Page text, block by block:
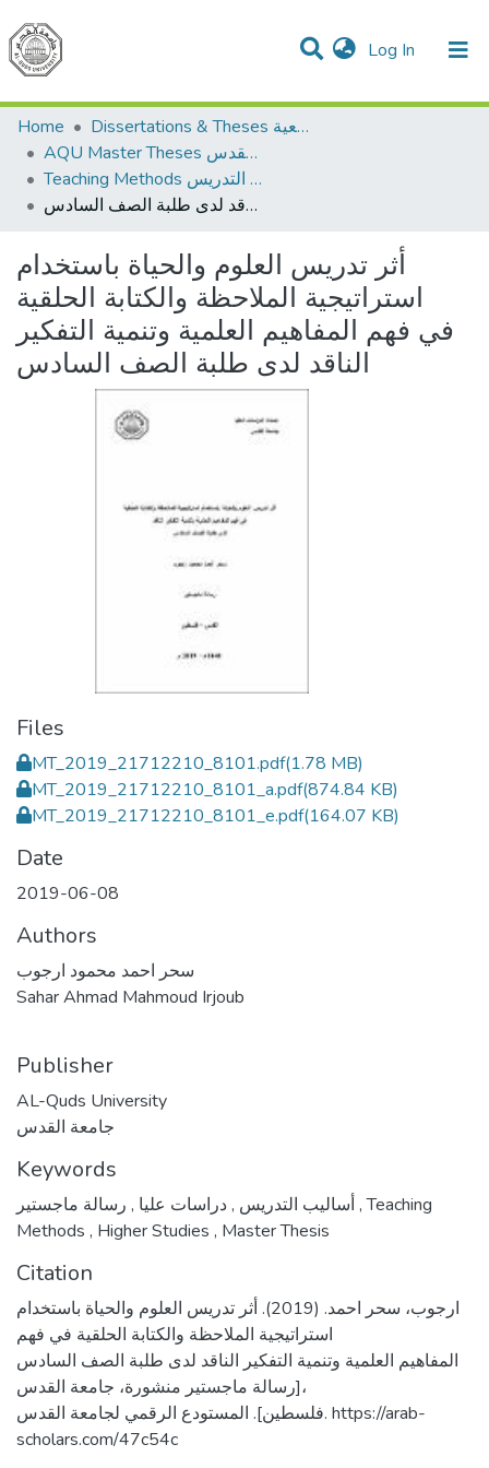
Log In (current)
Communities & Collections
All of DSpace
Home
Dissertations & Theses الرسائل الجامعية
AQU Master Theses الرسائل الجامعية الخاصة بجامعة القدس
Teaching Methods أساليب التدريس
أثر تدريس العلوم والحياة باستخدام استراتيجية الملاحظة والكتابة الحلقية في فهم المفاهيم العلمية وتنمية التفكير الناقد لدى طلبة الصف السادس
أثر تدريس العلوم والحياة باستخدام
استراتيجية الملاحظة والكتابة الحلقية
في فهم المفاهيم العلمية وتنمية التفكير
الناقد لدى طلبة الصف السادس
Files
MT_2019_21712210_8101.pdf(1.78 MB)
MT_2019_21712210_8101_a.pdf(874.84 KB)
MT_2019_21712210_8101_e.pdf(164.07 KB)
Date
2019-06-08
Authors
سحر احمد محمود ارجوب
Sahar Ahmad Mahmoud Irjoub
Publisher
AL-Quds University
جامعة القدس
Keywords
أساليب التدريس ,دراسات عليا , ,Teaching
Methods , Higher Studies , Master Thesis
Citation
ارجوب، سحر احمد. (2019). أثر تدريس العلوم والحياة باستخدام
استراتيجية الملاحظة والكتابة الحلقية في فهم
المفاهيم العلمية وتنمية التفكير الناقد لدى طلبة الصف السادس
[رسالة ماجستير منشورة، جامعة القدس،
فلسطين]. المستودع الرقمي لجامعة القدس. https://arab-
scholars.com/47c54c